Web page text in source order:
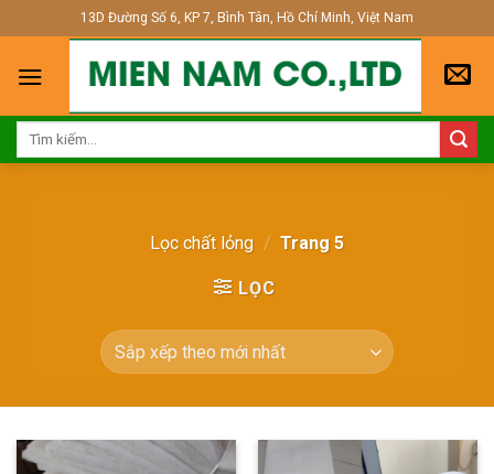
to
content
13D Đường Số 6, KP 7, Bình Tân, Hồ Chí Minh, Việt Nam
Tìm
Lọc chất lỏng / Trang 5
LỌC